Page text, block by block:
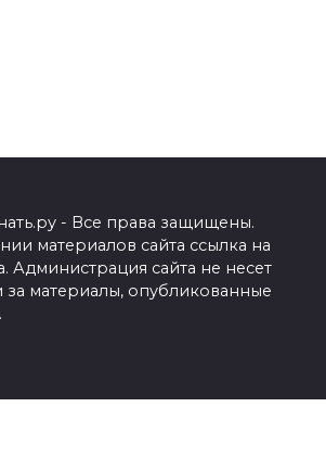
- Все права защищены.
материалов сайта ссылка на
Администрация сайта не несет
за материалы, опубликованные